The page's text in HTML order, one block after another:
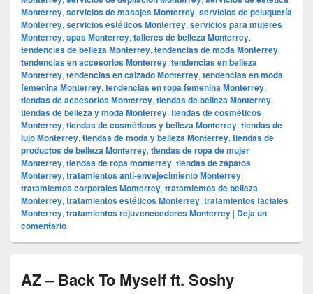
Monterrey, servicios de masajes Monterrey, servicios de peluquería
Monterrey, servicios estéticos Monterrey, servicios para mujeres
Monterrey, spas Monterrey, talleres de belleza Monterrey,
tendencias de belleza Monterrey, tendencias de moda Monterrey,
tendencias en accesorios Monterrey, tendencias en belleza
Monterrey, tendencias en calzado Monterrey, tendencias en moda
femenina Monterrey, tendencias en ropa femenina Monterrey,
tiendas de accesorios Monterrey, tiendas de belleza Monterrey,
tiendas de belleza y moda Monterrey, tiendas de cosméticos
Monterrey, tiendas de cosméticos y belleza Monterrey, tiendas de
lujo Monterrey, tiendas de moda y belleza Monterrey, tiendas de
productos de belleza Monterrey, tiendas de ropa de mujer
Monterrey, tiendas de ropa monterrey, tiendas de zapatos
Monterrey, tratamientos anti-envejecimiento Monterrey,
tratamientos corporales Monterrey, tratamientos de belleza
Monterrey, tratamientos estéticos Monterrey, tratamientos faciales
Monterrey, tratamientos rejuvenecedores Monterrey | Deja un
comentario
AZ – Back To Myself ft. Soshy